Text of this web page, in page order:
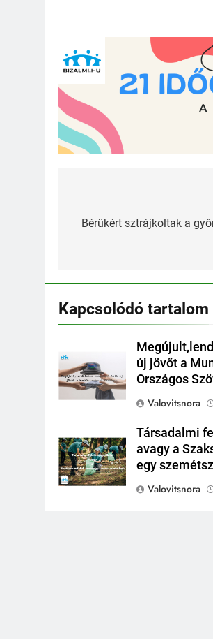
navigáció
Bérükért sztrájkoltak a
Kapcsolódó tartalom
új jövőt a
Országos
Valovitsnora
Társadalmi
avagy a
egy
Valovitsnora